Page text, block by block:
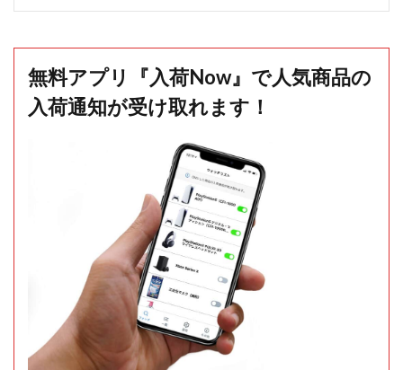
無料アプリ『入荷Now』で人気商品の
入荷通知が受け取れます！